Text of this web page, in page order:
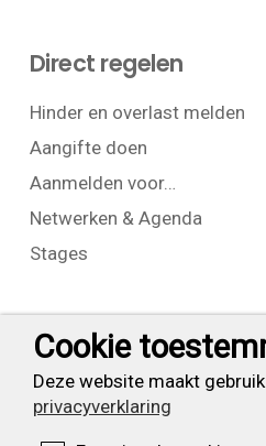
Direct regelen
Hinder en overlast melden
Aangifte doen
Aanmelden voor…
Netwerken & Agenda
Stages
Contact
T:+31 (0) 23 525 7826
Cookie
Deze website maakt
privacyverklaring